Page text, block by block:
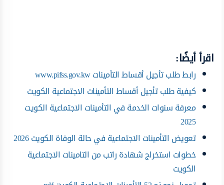
اقرأ أيضًا:
رابط طلب تأجيل أقساط التأمينات www.pifss.gov.kw
كيفية طلب تأجيل أقساط التأمينات الاجتماعية الكويت
معرفة سنوات الخدمة في التأمينات الاجتماعية الكويت
2025
تعويض التأمينات الاجتماعية في حالة الوفاة الكويت 2026
خطوات استخراج شهادة راتب من التامينات الاجتماعية
الكويت